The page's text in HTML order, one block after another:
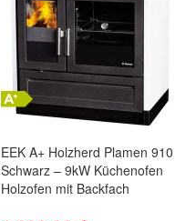
EEK A+ Holzherd Plamen 910
Schwarz – 9kW Küchenofen
Holzofen mit Backfach